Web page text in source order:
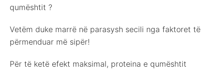
qumështit ?
Vetëm duke marrë në parasysh secili nga faktoret të
përmenduar më sipër!
Për të ketë efekt maksimal, proteina e qumështit